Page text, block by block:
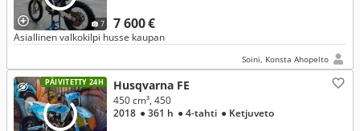
7 7 600 €
Asiallinen valkokilpi husse kaupan
Soini, Konsta Ahopelto
PÄIVITETTY 24H Husqvarna FE
450 cm³, 450
2018 ● 361 h ● 4-tahti ● Ketjuveto